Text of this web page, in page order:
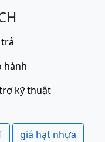
hành
kỹ thuật
giá hạt nhựa